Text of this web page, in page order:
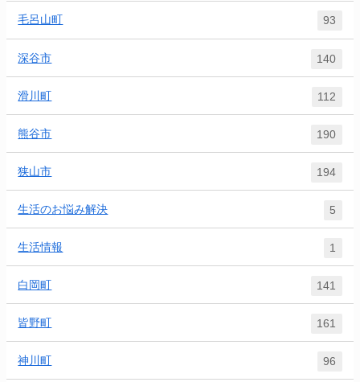
毛呂山町 93
深谷市 140
滑川町 112
熊谷市 190
狭山市 194
生活のお悩み解決 5
生活情報 1
白岡町 141
皆野町 161
神川町 96